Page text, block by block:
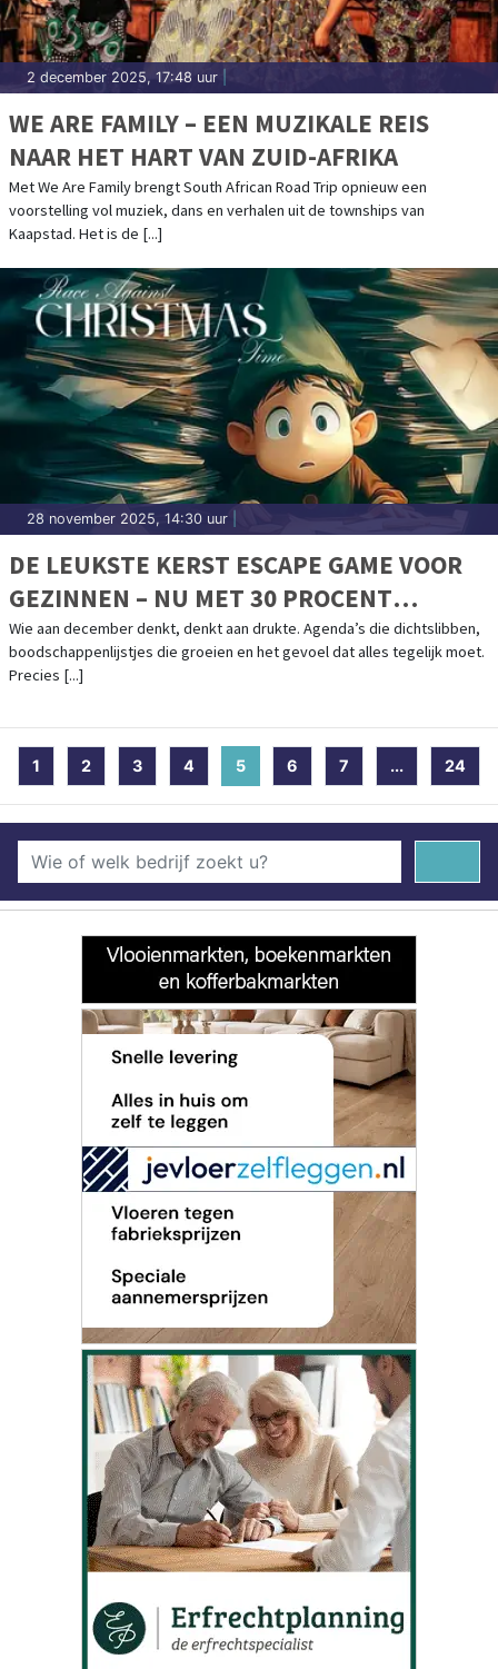
2 december 2025, 17:48 uur
WE ARE FAMILY – EEN MUZIKALE REIS
NAAR HET HART VAN ZUID-AFRIKA
Met We Are Family brengt South African Road Trip opnieuw een
voorstelling vol muziek, dans en verhalen uit de townships van
Kaapstad. Het is de [...]
28 november 2025, 14:30 uur
DE LEUKSTE KERST ESCAPE GAME VOOR
GEZINNEN – NU MET 30 PROCENT
KORTING
Wie aan december denkt, denkt aan drukte. Agenda’s die dichtslibben,
boodschappenlijstjes die groeien en het gevoel dat alles tegelijk moet.
Precies [...]
1 2 3 4 5 (current)
6 7 ... 24